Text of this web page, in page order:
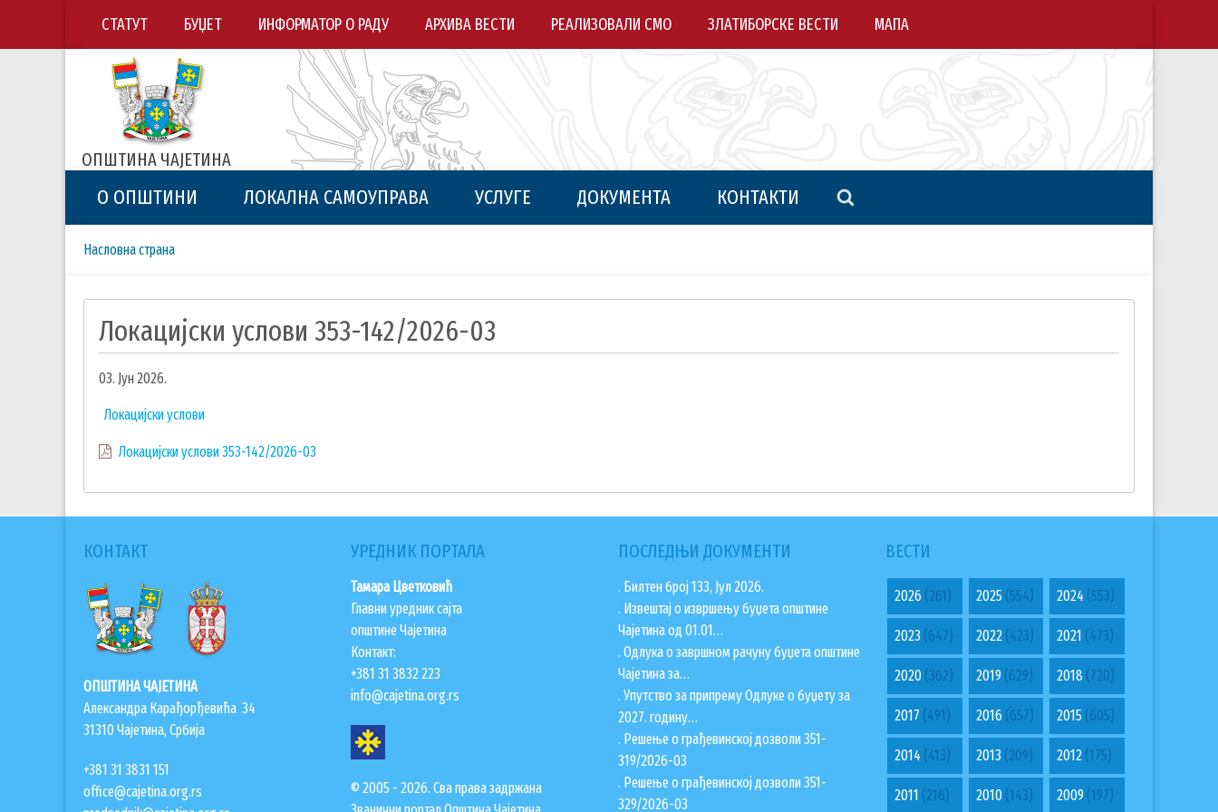
СТАТУТ БУЏЕТ ИНФОРМАТОР О РАДУ АРХИВА ВЕСТИ РЕАЛИЗОВАЛИ СМО ЗЛАТИБОРСКЕ ВЕСТИ МАПА
ОПШТИНА ЧАЈЕТИНА
О ОПШТИНИ ЛОКАЛНА САМОУПРАВА УСЛУГЕ ДОКУМЕНТА КОНТАКТИ
Breadcrumbs
You
Насловна страна
Локацијски услови 353-142/2026-03
03. Јун 2026.
Локацијски услови
Локацијски услови 353-142/2026-03
КОНТАКТ
ОПШТИНА ЧАЈЕТИНА
Александра Карађорђевића 34
31310 Чајетина, Србија
+381 31 3831 151
office@cajetina.org.rs
УРЕДНИК ПОРТАЛА
Тамара Цветковић
Главни уредник сајта
општине Чајетина
Контакт:
+381 31 3832 223
info@cajetina.org.rs
© 2005 - 2026. Сва права задржана
ПОСЛЕДЊИ ДОКУМЕНТИ
. Билтен број 133, Јул 2026.
. Извештај о извршењу буџета општине
Чајетина од 01.01…
. Одлука о завршном рачуну буџета општине
Чајетина за…
. Упутство за припрему Одлуке о буџету за
2027. годину…
. Решење о грађевинској дозволи 351-
319/2026-03
. Решење о грађевинској дозволи 351-
329/2026-03
ВЕСТИ
2026 (261) 2025(554) 2024 (553)
2023 (647) 2022(423) 2021 (473)
2020 (362) 2019(629) 2018 (720)
2017 (491) 2016(657) 2015 (605)
2014 (413) 2013(209) 2012 (175)
2011 (216) 2010(143) 2009 (197)